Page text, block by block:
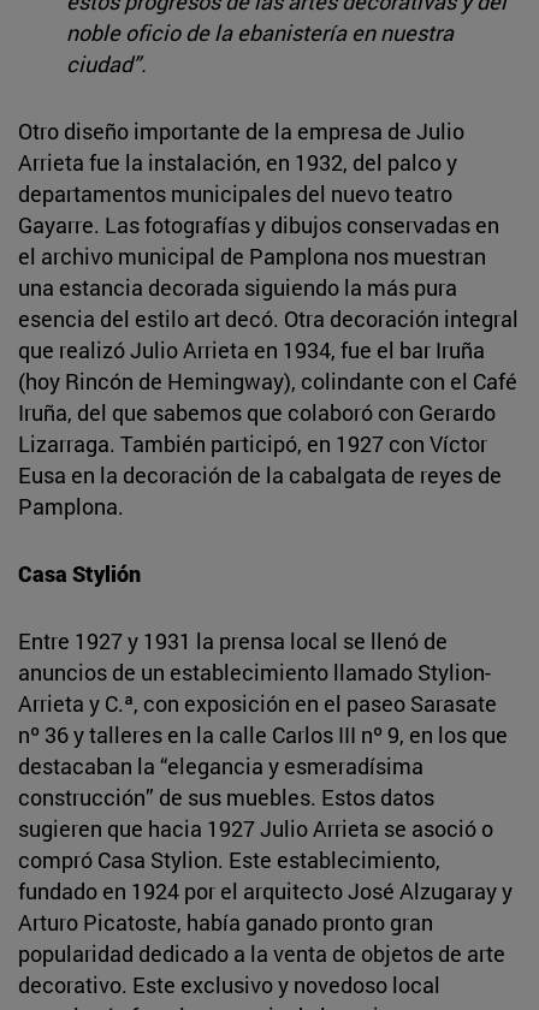
noble oficio de la ebanistería en nuestra
ciudad”.
Otro diseño importante de la empresa de Julio
Arrieta fue la instalación, en 1932, del palco y
departamentos municipales del nuevo teatro
Gayarre. Las fotografías y dibujos conservadas en
el archivo municipal de Pamplona nos muestran
una estancia decorada siguiendo la más pura
esencia del estilo art decó. Otra decoración integral
que realizó Julio Arrieta en 1934, fue el bar Iruña
(hoy Rincón de Hemingway), colindante con el Café
Iruña, del que sabemos que colaboró con Gerardo
Lizarraga. También participó, en 1927 con Víctor
Eusa en la decoración de la cabalgata de reyes de
Pamplona.
Casa Stylión
Entre 1927 y 1931 la prensa local se llenó de
anuncios de un establecimiento llamado Stylion-
Arrieta y C.ª, con exposición en el paseo Sarasate
nº 36 y talleres en la calle Carlos III nº 9, en los que
destacaban la “elegancia y esmeradísima
construcción” de sus muebles. Estos datos
sugieren que hacia 1927 Julio Arrieta se asoció o
compró Casa Stylion. Este establecimiento,
fundado en 1924 por el arquitecto José Alzugaray y
Arturo Picatoste, había ganado pronto gran
popularidad dedicado a la venta de objetos de arte
decorativo. Este exclusivo y novedoso local